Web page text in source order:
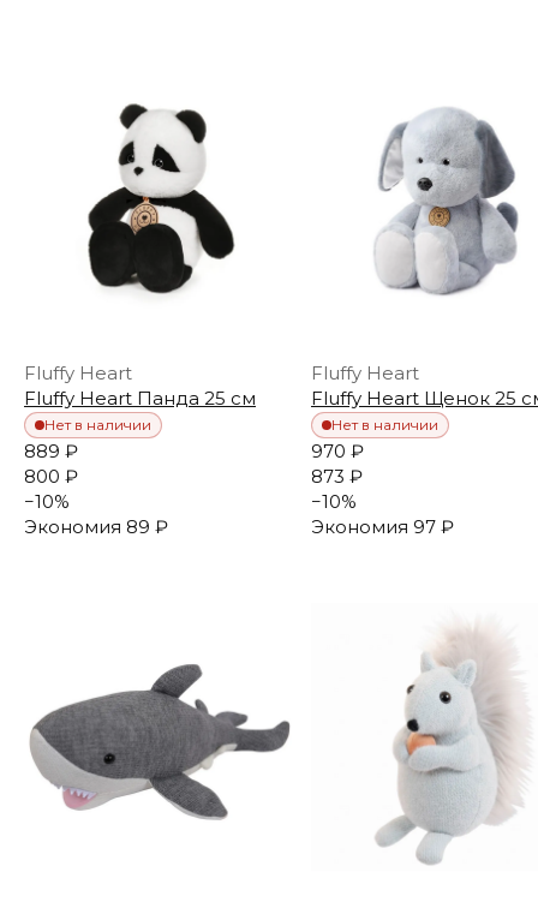
Fluffy Heart
Fluffy Heart Панда 25 см
Нет в наличии
889 ₽
800 ₽
−10%
Экономия 89 ₽
Fluffy Heart
Fluffy Heart Щенок 25
Нет в наличии
970 ₽
873 ₽
−10%
Экономия 97 ₽